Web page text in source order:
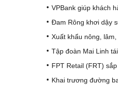
VPBank giúp khách
Đam Rông khơi dậy
Xuất khẩu nông,
Tập đoàn Mai Linh
FPT Retail (FRT)